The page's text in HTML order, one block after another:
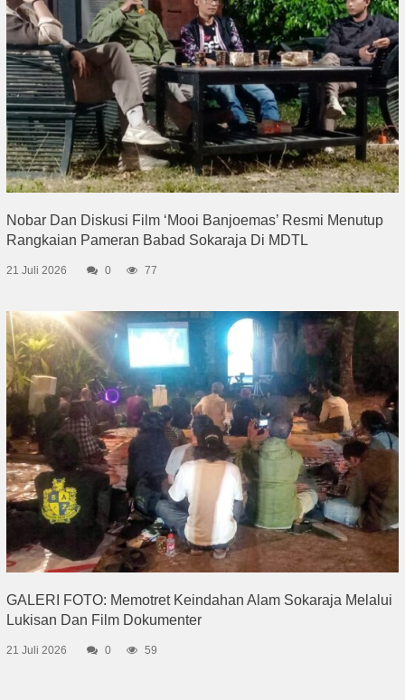
Nobar Dan Diskusi Film ‘Mooi Banjoemas’ Resmi Menutup
Rangkaian Pameran Babad Sokaraja Di MDTL
21 Juli 2026 0 77
GALERI FOTO: Memotret Keindahan Alam Sokaraja Melalui
Lukisan Dan Film Dokumenter
21 Juli 2026 0 59